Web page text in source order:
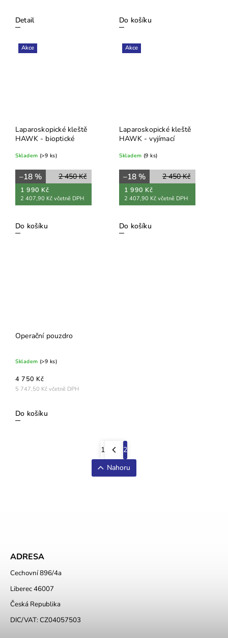
Detail Do košíku
Akce
Laparoskopické kleště
HAWK - bioptické
Skladem (>9 ks)
2 450 Kč
–18 %
1 990 Kč
2 407,90 Kč včetně DPH
Do košíku
Akce
Laparoskopické kleště
HAWK - vyjímací
Skladem (9 ks)
2 450 Kč
–18 %
1 990 Kč
2 407,90 Kč včetně DPH
Do košíku
Operační pouzdro
Skladem (>9 ks)
5 747,50 Kč včetně DPH
4 750 Kč
Do košíku
1
2
Nahoru
ADRESA
Cechovní 896/4a
Liberec 46007
Česká Republika
DIC/VAT: CZ04057503